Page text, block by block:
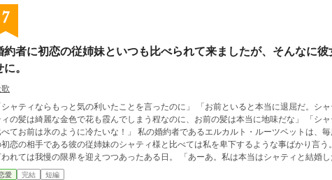
7
約者に初恋の従姉妹といつも比べられて来ましたが、そんなに
に。
ャティならもっと気の利いたことを言ったのに」 「お前といると本当に退屈だ。シャティといればいつでも心躍るのに」 「シャ
の髪は綺麗な金色で花も霞んでしまう程なのに、お前の髪は本当に地味だな」 「シャティは本当に優しくて美しいんだ。それに
前は氷のように冷たいな！」 私の婚約者であるエルカルト・ルーツベットは、毎度毎度顔を合わせる度に私をこのように彼
恋の相手である彼の従姉妹のシャティ様と比べては私を卑下するような事ばかり言う。 家の為の結婚とは言え、毎度このよう
ては我慢の限界を迎えつつあったある日。 「あーあ。私は本当はシャティと結婚したかったのに！お前のせいで思い合う二人
愛 完結 短編